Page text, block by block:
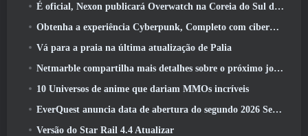
É oficial, Nexon publicará Overwatch na Coreia do Sul daqui para frente
Obtenha a experiência Cyberpunk, Completo com ciberpsicose, No próximo evento de crossover do Apex Legends
Vá para a praia na última atualização de Palia
Netmarble compartilha mais detalhes sobre o próximo jogo de nivelamento solo, Nivelamento Solo: KARMA na Anime Expo
10 Universos de anime que dariam MMOs incríveis
EverQuest anuncia data de abertura do segundo 2026 Servidor de expansão bloqueado por tempo
Versão do Star Rail 4.4 Atualizar